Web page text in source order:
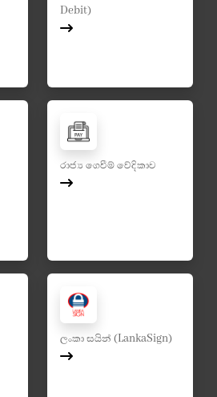
Debit)
රාජ්‍ය ගෙවීම් වේදිකාව
ලංකා සයින් (LankaSign)